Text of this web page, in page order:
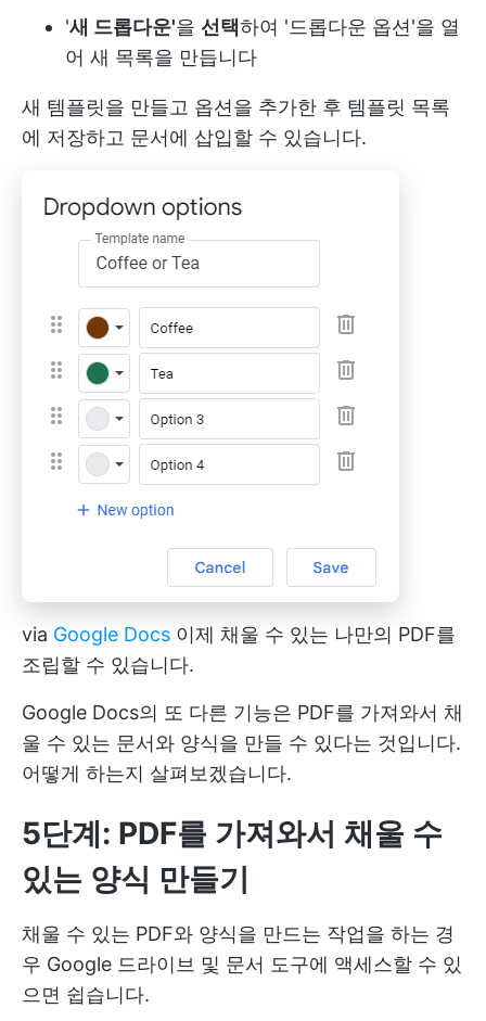
'새 드롭다운'을 선택하여 '드롭다운 옵션'을 열
어 새 목록을 만듭니다
새 템플릿을 만들고 옵션을 추가한 후 템플릿 목록
에 저장하고 문서에 삽입할 수 있습니다.
via Google Docs 이제 채울 수 있는 나만의 PDF를
조립할 수 있습니다.
Google Docs의 또 다른 기능은 PDF를 가져와서 채
울 수 있는 문서와 양식을 만들 수 있다는 것입니다.
어떻게 하는지 살펴보겠습니다.
5단계: PDF를 가져와서 채울 수
있는 양식 만들기
채울 수 있는 PDF와 양식을 만드는 작업을 하는 경
우 Google 드라이브 및 문서 도구에 액세스할 수 있
으면 쉽습니다.